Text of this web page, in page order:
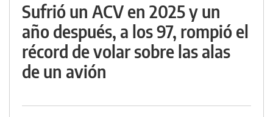
Sufrió un ACV en 2025 y un
año después, a los 97, rompió el
récord de volar sobre las alas
de un avión